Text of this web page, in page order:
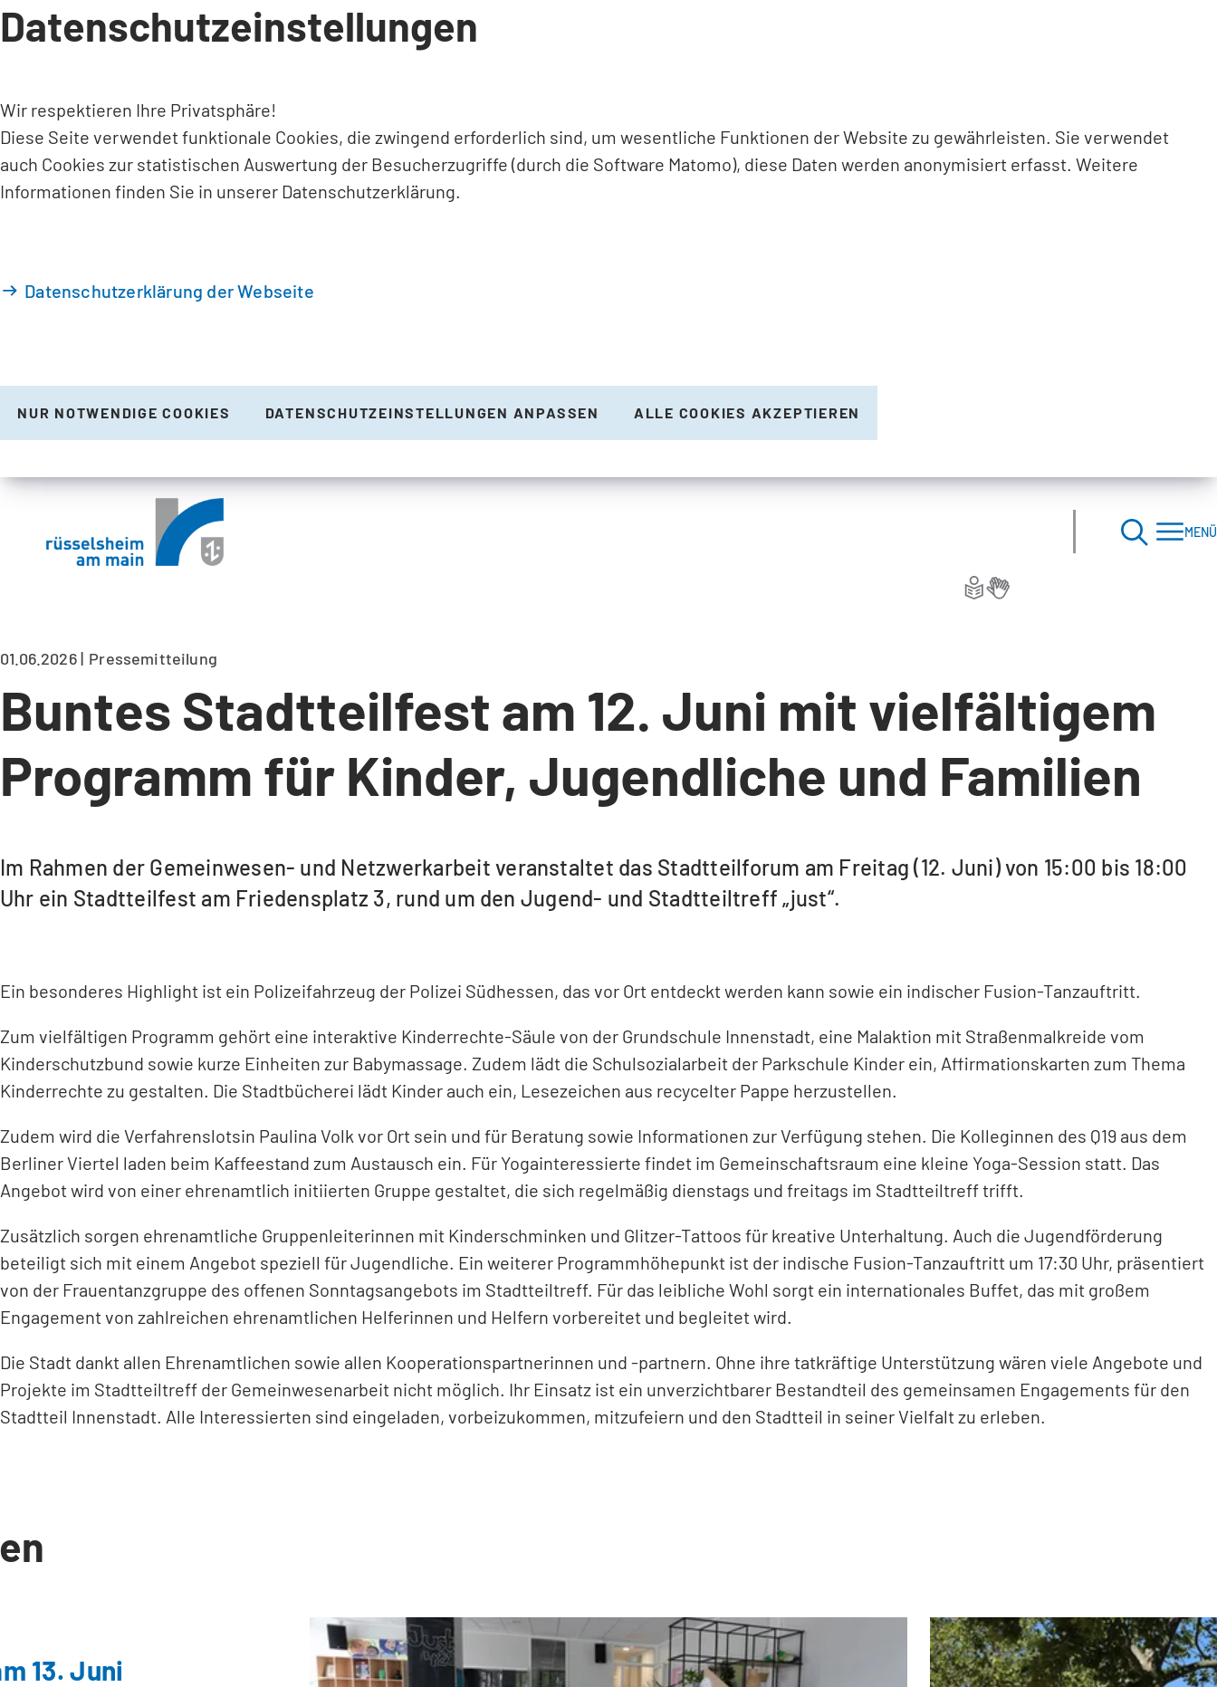
INHALT ANSPRINGEN
Datenschutzeinstellungen
Wir respektieren Ihre Privatsphäre!
Diese Seite verwendet funktionale Cookies, die zwingend erforderlich sind, um wesentliche Funktionen der Website zu gewährleisten. Sie verwendet
auch Cookies zur statistischen Auswertung der Besucherzugriffe (durch die Software Matomo), diese Daten werden anonymisiert erfasst. Weitere
Informationen finden Sie in unserer Datenschutzerklärung.
Datenschutzerklärung der Webseite
NUR NOTWENDIGE COOKIES DATENSCHUTZEINSTELLUNGEN ANPASSEN ALLE COOKIES AKZEPTIEREN
MENÜ
01.06.2026 Pressemitteilung
Buntes Stadtteilfest am 12. Juni mit vielfältigem
Programm für Kinder, Jugendliche und Familien
Im Rahmen der Gemeinwesen- und Netzwerkarbeit veranstaltet das Stadtteilforum am Freitag (12. Juni) von 15:00 bis 18:00
Uhr ein Stadtteilfest am Friedensplatz 3, rund um den Jugend- und Stadtteiltreff „just“.
Ein besonderes Highlight ist ein Polizeifahrzeug der Polizei Südhessen, das vor Ort entdeckt werden kann sowie ein indischer Fusion-Tanzauftritt.
Zum vielfältigen Programm gehört eine interaktive Kinderrechte-Säule von der Grundschule Innenstadt, eine Malaktion mit Straßenmalkreide vom
Kinderschutzbund sowie kurze Einheiten zur Babymassage. Zudem lädt die Schulsozialarbeit der Parkschule Kinder ein, Affirmationskarten zum Thema
Kinderrechte zu gestalten. Die Stadtbücherei lädt Kinder auch ein, Lesezeichen aus recycelter Pappe herzustellen.
Zudem wird die Verfahrenslotsin Paulina Volk vor Ort sein und für Beratung sowie Informationen zur Verfügung stehen. Die Kolleginnen des Q19 aus dem
Berliner Viertel laden beim Kaffeestand zum Austausch ein. Für Yogainteressierte findet im Gemeinschaftsraum eine kleine Yoga-Session statt. Das
Angebot wird von einer ehrenamtlich initiierten Gruppe gestaltet, die sich regelmäßig dienstags und freitags im Stadtteiltreff trifft.
Zusätzlich sorgen ehrenamtliche Gruppenleiterinnen mit Kinderschminken und Glitzer-Tattoos für kreative Unterhaltung. Auch die Jugendförderung
beteiligt sich mit einem Angebot speziell für Jugendliche. Ein weiterer Programmhöhepunkt ist der indische Fusion-Tanzauftritt um 17:30 Uhr, präsentiert
von der Frauentanzgruppe des offenen Sonntagsangebots im Stadtteiltreff. Für das leibliche Wohl sorgt ein internationales Buffet, das mit großem
Engagement von zahlreichen ehrenamtlichen Helferinnen und Helfern vorbereitet und begleitet wird.
Die Stadt dankt allen Ehrenamtlichen sowie allen Kooperationspartnerinnen und -partnern. Ohne ihre tatkräftige Unterstützung wären viele Angebote und
Projekte im Stadtteiltreff der Gemeinwesenarbeit nicht möglich. Ihr Einsatz ist ein unverzichtbarer Bestandteil des gemeinsamen Engagements für den
Stadtteil Innenstadt. Alle Interessierten sind eingeladen, vorbeizukommen, mitzufeiern und den Stadtteil in seiner Vielfalt zu erleben.
13. Juni